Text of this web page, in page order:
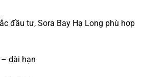
đầu tư, Sora Bay Hạ Long phù hợp
dài hạn